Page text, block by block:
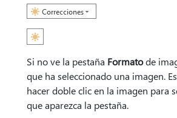
Si no ve la pestaña Formatode
que ha seleccionado una imagen.
hacer doble clic en la imagen para
que aparezca la pestaña.